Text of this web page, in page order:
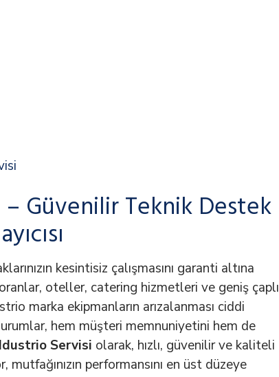
Güvenilir Teknik Destek
kesintisiz çalışmasını garanti altına
oteller, catering hizmetleri ve geniş çaplı
marka ekipmanların arızalanması ciddi
hem müşteri memnuniyetini hem de
Servisi olarak, hızlı, güvenilir ve kaliteli
performansını en üst düzeye